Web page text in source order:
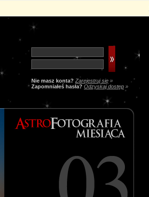
Nie masz konta? Zarejestruj się »
Zapomniałeś hasła? Odzyskaj dostęp »